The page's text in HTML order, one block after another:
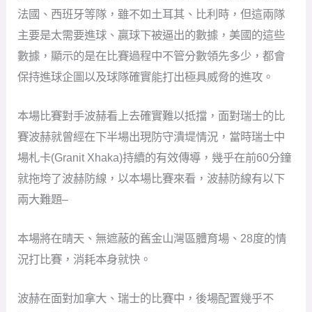
法國、西班牙等隊，雖不如土耳其、比利時，但這兩隊
主要是太需要進球、贏球下被逼出的數據，美國的這些
數據，顯示的是在比賽過程中不管分數領先多少，都會
保持進球企圖以及球隊確實能打出極具威脅的進攻。
本場比賽對手波赫看上去確實難以抵擋，面對瑞士的比
賽波赫就曾經在下半場出現防守潰堤情況，當時瑞士中
場札卡(Granit Xhaka)持續的有效傳導，幾乎在前60分鐘
就拖垮了波赫防線，以本場比賽來看，波赫防線有以下
兩大難題–
本場將在晴天、無遮蔽的舊金山灣區體育場、28度的情
況打比賽，消耗本身就快。
波赫在面對加拿大、瑞士的比賽中，後場配置幾乎不